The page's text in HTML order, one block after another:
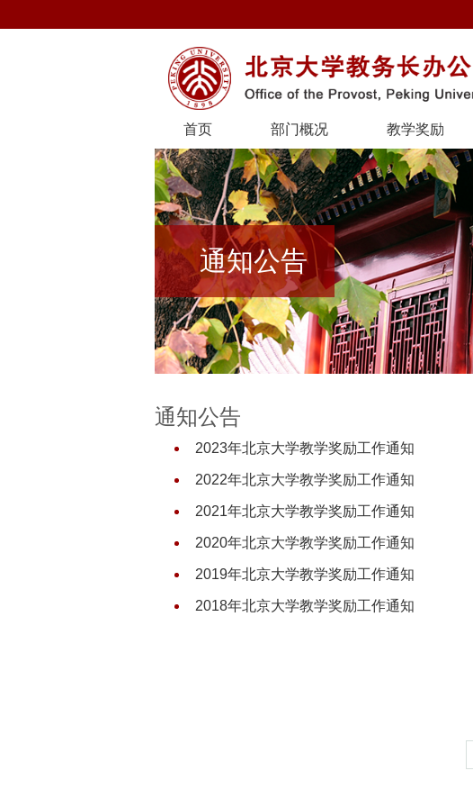
首页 部门概况 教学奖励
通知公告
通知公告
2023年北京大学教学奖励工作通知
2022年北京大学教学奖励工作通知
2021年北京大学教学奖励工作通知
2020年北京大学教学奖励工作通知
2019年北京大学教学奖励工作通知
2018年北京大学教学奖励工作通知